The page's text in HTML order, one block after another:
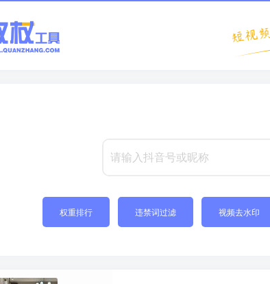
权重排行 违禁词过滤 视频去水印